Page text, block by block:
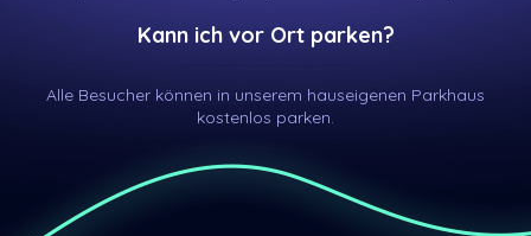
Kann ich vor Ort parken?
Alle Besucher können in unserem hauseigenen Parkhaus
kostenlos parken.